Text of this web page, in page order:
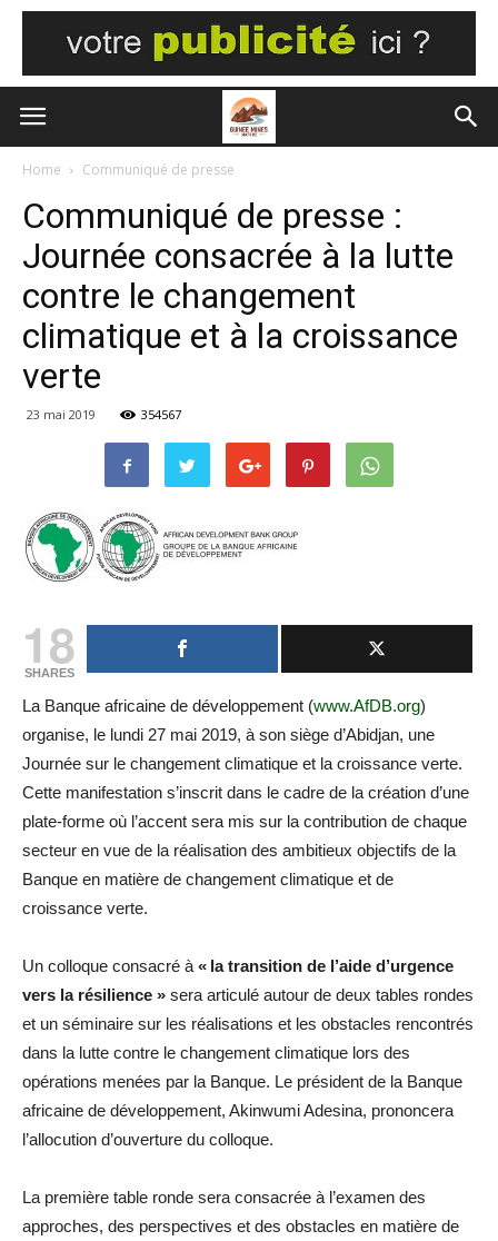
Home Communiqué de presse
Communiqué de presse :
Journée consacrée à la lutte
contre le changement
climatique et à la croissance
verte
23 mai 2019 354567
18
SHARES
La Banque africaine de développement (www.AfDB.org)
organise, le lundi 27 mai 2019, à son siège d’Abidjan, une
Journée sur le changement climatique et la croissance verte.
Cette manifestation s’inscrit dans le cadre de la création d’une
plate-forme où l’accent sera mis sur la contribution de chaque
secteur en vue de la réalisation des ambitieux objectifs de la
Banque en matière de changement climatique et de
croissance verte.
Un colloque consacré à « la transition de l’aide d’urgence
vers la résilience » sera articulé autour de deux tables rondes
et un séminaire sur les réalisations et les obstacles rencontrés
dans la lutte contre le changement climatique lors des
opérations menées par la Banque. Le président de la Banque
africaine de développement, Akinwumi Adesina, prononcera
l’allocution d’ouverture du colloque.
La première table ronde sera consacrée à l’examen des
approches, des perspectives et des obstacles en matière de